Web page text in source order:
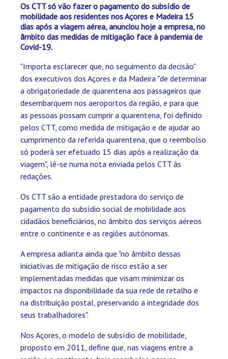
Os CTT só vão fazer o pagamento do subsídio de
mobilidade aos residentes nos Açores e Madeira 15
dias após a viagem aérea, anunciou hoje a empresa, no
âmbito das medidas de mitigação face à pandemia de
Covid-19.
"Importa esclarecer que, no seguimento da decisão"
dos executivos dos Açores e da Madeira "de determinar
a obrigatoriedade de quarentena aos passageiros que
desembarquem nos aeroportos da região, e para que
as pessoas possam cumprir a quarentena, foi definido
pelos CTT, como medida de mitigação e de ajudar ao
cumprimento da referida quarentena, que o reembolso
só poderá ser efetuado 15 dias após a realização da
viagem", lê-se numa nota enviada pelos CTT às
redações.
Os CTT são a entidade prestadora do serviço de
pagamento do subsídio social de mobilidade aos
cidadãos beneficiários, no âmbito dos serviços aéreos
entre o continente e as regiões autónomas.
A empresa adianta ainda que "no âmbito dessas
iniciativas de mitigação de risco estão a ser
implementadas medidas que visam minimizar os
impactos na disponibilidade da sua rede de retalho e
na distribuição postal, preservando a integridade dos
seus trabalhadores".
Nos Açores, o modelo de subsídio de mobilidade,
proposto em 2011, define que, nas viagens entre a